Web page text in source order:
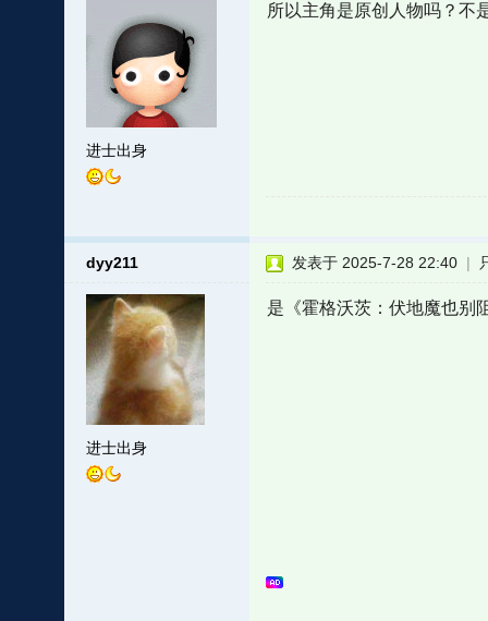
进士出身
所以主角是原创人物吗？不
dyy211
进士出身
发表于 2025-7-28 22:40 |
是《霍格沃茨：伏地魔也别